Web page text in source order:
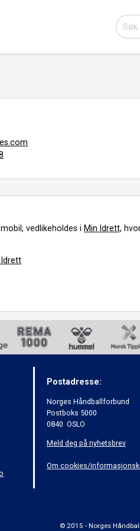
vedlikeholdes i Min Idrett,
Postadresse:
Norges Håndballforbund
Postboks 5000
0840 OSLO
Meld deg på nyhetsbrev
Om cookies/
© 2015 - Norges